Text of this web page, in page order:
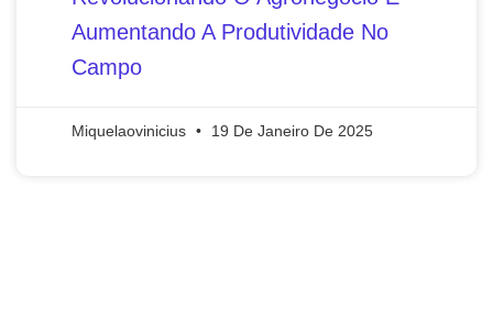
Aumentando A Produtividade No
Campo
Miquelaovinicius 19 De Janeiro De 2025